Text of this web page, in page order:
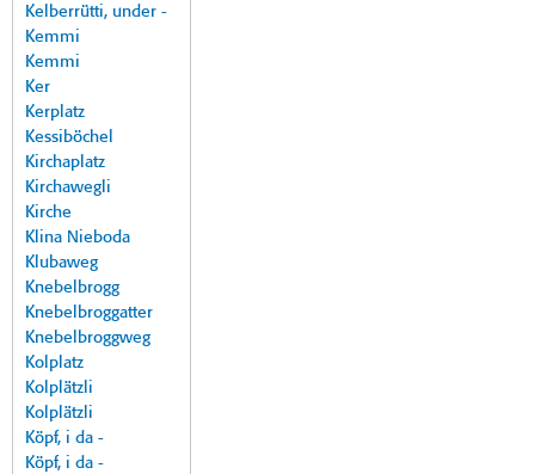
Kelberrütti, under -
Kemmi
Kemmi
Ker
Kerplatz
Kessiböchel
Kirchaplatz
Kirchawegli
Kirche
Klina Nieboda
Klubaweg
Knebelbrogg
Knebelbroggatter
Knebelbroggweg
Kolplatz
Kolplätzli
Kolplätzli
Köpf, i da -
Köpf, i da -